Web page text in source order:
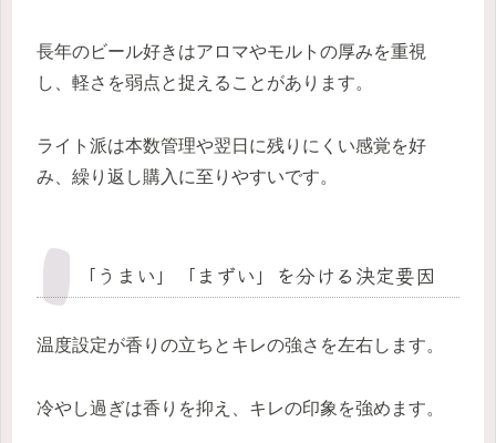
長年のビール好きはアロマやモルトの厚みを重視
し、軽さを弱点と捉えることがあります。
ライト派は本数管理や翌日に残りにくい感覚を好
み、繰り返し購入に至りやすいです。
「うまい」「まずい」を分ける決定要因
温度設定が香りの立ちとキレの強さを左右します。
冷やし過ぎは香りを抑え、キレの印象を強めます。